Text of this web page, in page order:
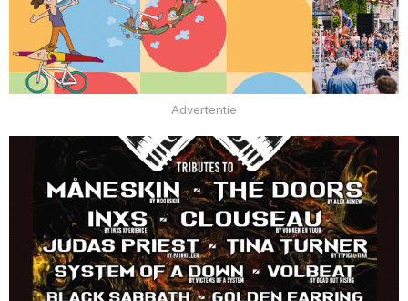
Advertentie